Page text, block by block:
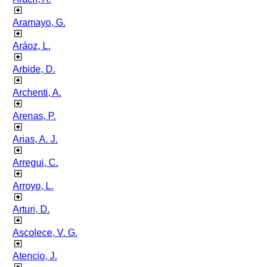
Aramayo, G.
Aráoz, L.
Arbide, D.
Archenti, A.
Arenas, P.
Arias, A. J.
Arregui, C.
Arroyo, L.
Arturi, D.
Ascolece, V. G.
Atencio, J.